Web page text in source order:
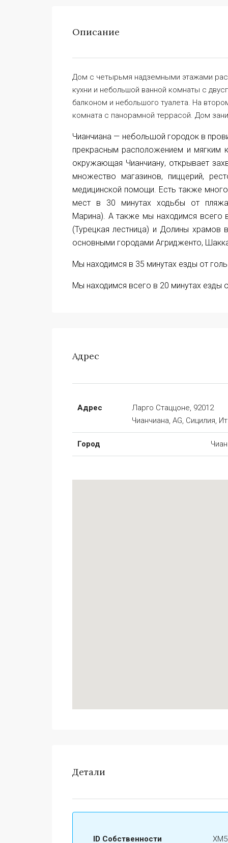
Описание
Дом с четырьмя надземными этажами
кухни и небольшой ванной комнаты с
балконом и небольшого туалета. На
комната с панорамной террасой. Дом
Чианчиана — небольшой городок в
прекрасным расположением и мягким
окружающая Чианчиану, открывает
множество магазинов, пиццерий,
медицинской помощи. Есть также
мест в 30 минутах ходьбы от
Марина). А также мы находимся всего
(Турецкая лестница) и Долины
основными городами Агридженто,
Мы находимся в 35 минутах езды от
Мы находимся всего в 20 минутах езды
Адрес
Адрес
Ларго Стаццоне, 92012
Чианчиана, AG, Сицилия,
Город
Детали
ID Собственности